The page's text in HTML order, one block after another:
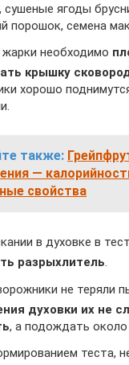
, сушеные ягоды
порошок, семена
необходимо
крышку
хорошо
также:
—
свойства
в духовке в
разрыхлитель.
не теряли
духовки их не
, а подождать около
теста,